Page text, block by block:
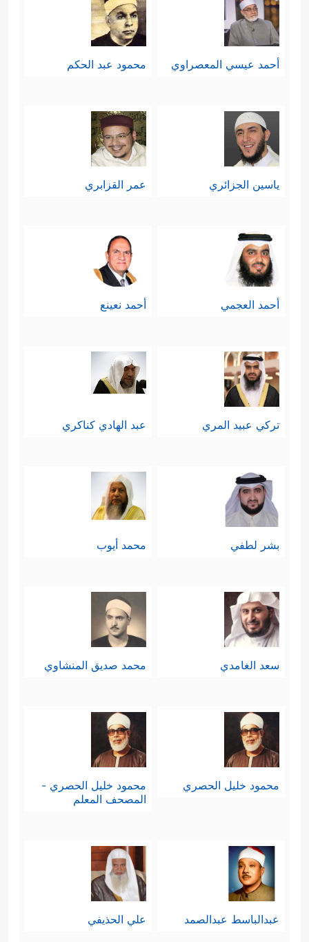
أحمد عيسي المعصراوي محمود عبد الحكم
ياسين الجزائري عمر القزابري
أحمد العجمي أحمد نعينع
تركي عبيد المري عبد الهادي كناكري
بشر لطفي محمد أيوب
سعد الغامدي محمد صديق المنشاوي
محمود خليل الحصري
محمود خليل الحصري -
المصحف المعلم
عبدالباسط عبدالصمد علي الحذيفي